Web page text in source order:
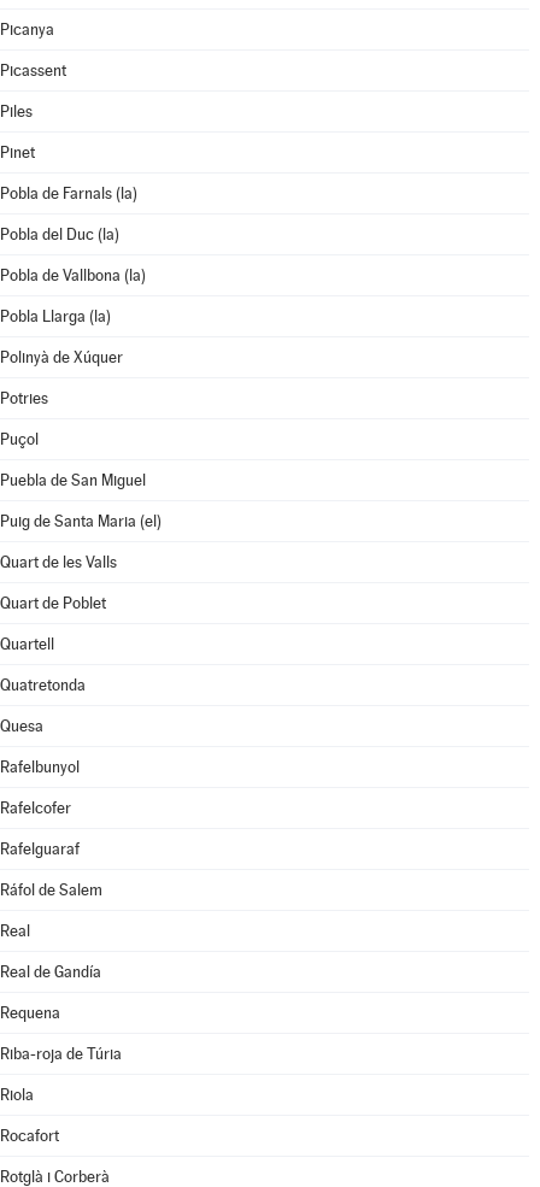
Picanya
Picassent
Piles
Pinet
Pobla de Farnals (la)
Pobla del Duc (la)
Pobla de Vallbona (la)
Pobla Llarga (la)
Polinyà de Xúquer
Potries
Puçol
Puebla de San Miguel
Puig de Santa Maria (el)
Quart de les Valls
Quart de Poblet
Quartell
Quatretonda
Quesa
Rafelbunyol
Rafelcofer
Rafelguaraf
Ráfol de Salem
Real
Real de Gandía
Requena
Riba-roja de Túria
Riola
Rocafort
Rotglà i Corberà